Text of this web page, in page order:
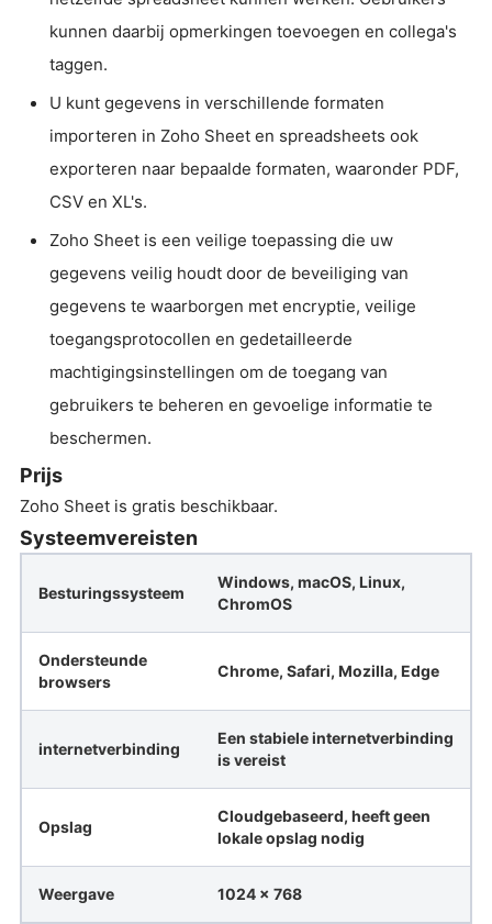
kunnen daarbij opmerkingen toevoegen en collega's
taggen.
U kunt gegevens in verschillende formaten
importeren in Zoho Sheet en spreadsheets ook
exporteren naar bepaalde formaten, waaronder PDF,
CSV en XL's.
Zoho Sheet is een veilige toepassing die uw
gegevens veilig houdt door de beveiliging van
gegevens te waarborgen met encryptie, veilige
toegangsprotocollen en gedetailleerde
machtigingsinstellingen om de toegang van
gebruikers te beheren en gevoelige informatie te
beschermen.
Prijs
Zoho Sheet is gratis beschikbaar.
Systeemvereisten
Besturingssysteem
Windows, macOS, Linux,
ChromOS
Ondersteunde
browsers
Chrome, Safari, Mozilla, Edge
internetverbinding
Een stabiele internetverbinding
is vereist
Opslag
Cloudgebaseerd, heeft geen
lokale opslag nodig
Weergave 1024 x 768